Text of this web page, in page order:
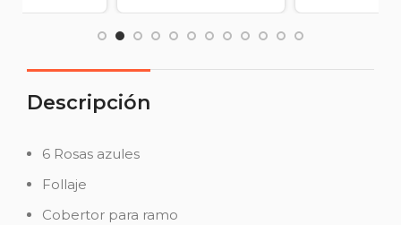
Descripción
6 Rosas azules
Follaje
Cobertor para ramo